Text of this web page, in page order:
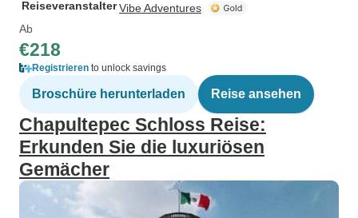
ReiseveranstalterVibe Adventures
Ab
€218
Registrieren to unlock savings
Broschüre herunterladen Reise ansehen
Chapultepec Schloss Reise:
Erkunden Sie die luxuriösen
Gemächer